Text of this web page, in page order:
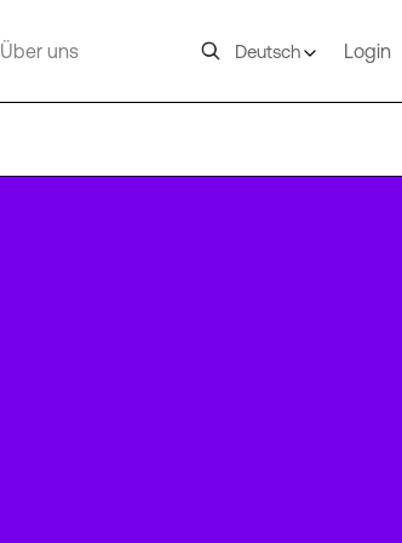
Über uns Deutsch Login
ZUR2